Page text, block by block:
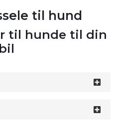
til hund
til hunde til din
bil